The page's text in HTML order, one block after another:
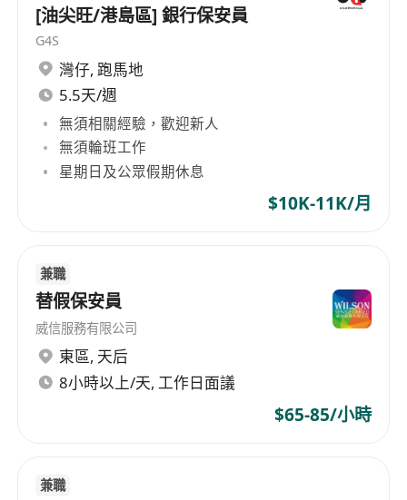
[油尖旺/港島區] 銀行保安員
G4S
灣仔, 跑馬地
5.5天/週
無須相關經驗，歡迎新人
無須輪班工作
星期日及公眾假期休息
$10K-11K/月
兼職
替假保安員
威信服務有限公司
東區, 天后
8小時以上/天, 工作日面議
$65-85/小時
兼職